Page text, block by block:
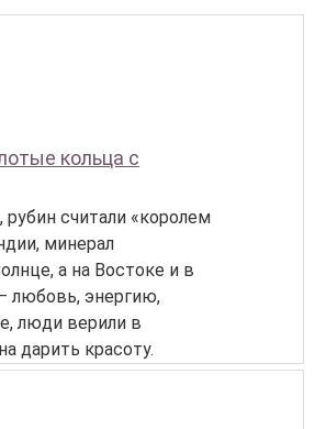
кольца с
считали «королем
минерал
а на Востоке и в
любовь, энергию,
люди верили в
дарить красоту.